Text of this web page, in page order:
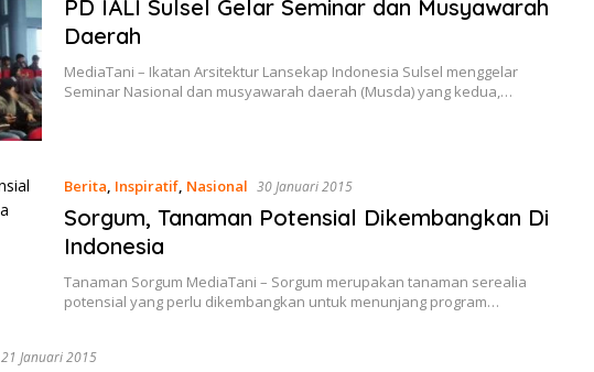
PD IALI Sulsel Gelar Seminar dan Musyawarah
Daerah
MediaTani – Ikatan Arsitektur Lansekap Indonesia Sulsel menggelar
Seminar Nasional dan musyawarah daerah (Musda) yang kedua,…
Berita, Inspiratif, Nasional 30 Januari 2015
Sorgum, Tanaman Potensial Dikembangkan Di
Indonesia
Tanaman Sorgum MediaTani – Sorgum merupakan tanaman serealia
potensial yang perlu dikembangkan untuk menunjang program…
21 Januari 2015